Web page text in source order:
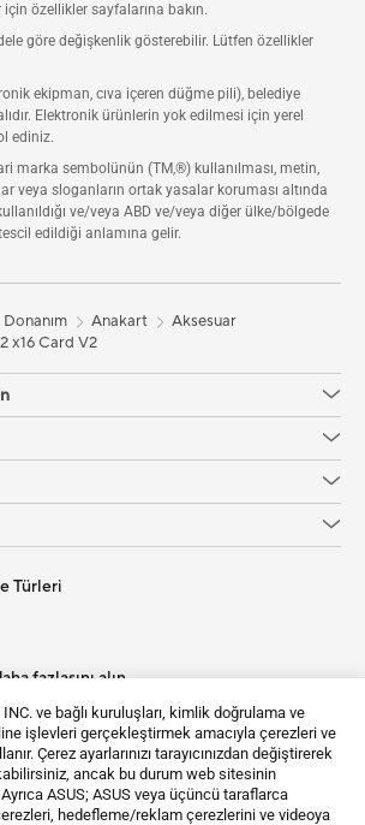
INC. ve bağlı kuruluşları, kimlik doğrulama ve
işlevleri gerçekleştirmek amacıyla çerezleri ve
Çerez ayarlarınızı tarayıcınızdan değiştirerek
ancak bu durum web sitesinin
ASUS; ASUS veya üçüncü taraflarca
hedefleme/reklam çerezlerini ve videoya
için özellikler sayfalarına bakın.
göre değişkenlik gösterebilir. Lütfen özellikler
ekipman, cıva içeren düğme pili), belediye
Elektronik ürünlerin yok edilmesi için yerel
ediniz.
marka sembolünün (TM,®) kullanılması, metin,
veya sloganların ortak yasalar koruması altında
ve/veya ABD ve/veya diğer ülke/bölgede
edildiği anlamına gelir.
Anakart
Aksesuar
x16 Card V2
Türleri
fazlasını alın
Kayıt Ol